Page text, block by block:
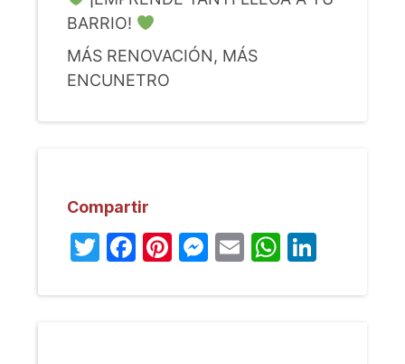
BARRIO!
MÁS RENOVACIÓN, MÁS
ENCUNETRO
Compartir
Twitter
Facebook
Pinterest
Messenger
Email